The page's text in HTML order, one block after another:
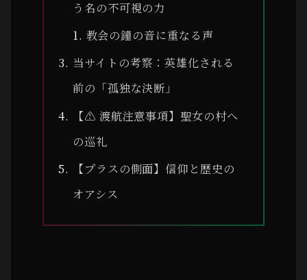
う名の不可視の力
教会の鐘の音に重なる声
当サイトの考察：英雄化される
前の「孤独な決断」
【⚠ 渡航注意事項】聖女の村へ
の巡礼
【プラスの側面】信仰と歴史の
オアシス